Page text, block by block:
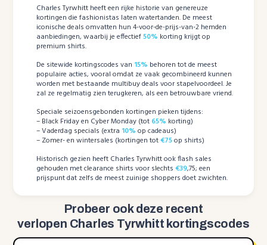
Charles Tyrwhitt heeft een rijke historie van genereuze
kortingen die fashionistas laten watertanden. De meest
iconische deals omvatten hun 4-voor-de-prijs-van-2 hemden
aanbiedingen, waarbij je effectief50% korting krijgt op
premium shirts.
De sitewide kortingscodes van 15% behoren tot de meest
populaire acties, vooral omdat ze vaak gecombineerd kunnen
worden met bestaande multibuy deals voor stapelvoordeel. Je
zal ze regelmatig zien terugkeren, als een betrouwbare vriend.
Speciale seizoensgebonden kortingen pieken tijdens:
– Black Friday en Cyber Monday (tot 65% korting)
– Vaderdag specials (extra 10% op cadeaus)
– Zomer- en wintersales (kortingen tot€75op shirts)
Historisch gezien heeft Charles Tyrwhitt ook flash sales
gehouden met clearance shirts voor slechts€39,75; een
prijspunt dat zelfs de meest zuinige shoppers doet zwichten.
Probeer ook deze recent
verlopen Charles Tyrwhitt kortingscodes